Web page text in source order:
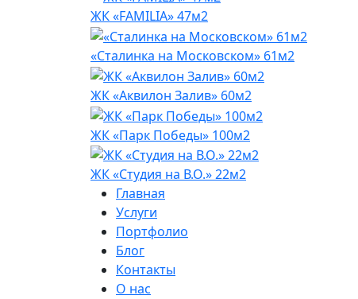
ЖК «FAMILIA» 47м2
«Сталинка на Московском» 61м2
ЖК «Аквилон Залив» 60м2
ЖК «Парк Победы» 100м2
ЖК «Студия на В.О.» 22м2
Главная
Услуги
Портфолио
Блог
Контакты
О нас